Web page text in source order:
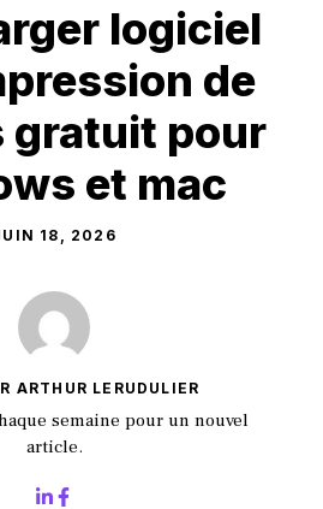
logiciel
de
gratuit pour
et mac
18, 2026
ARTHUR LERUDULIER
semaine pour un nouvel
article.